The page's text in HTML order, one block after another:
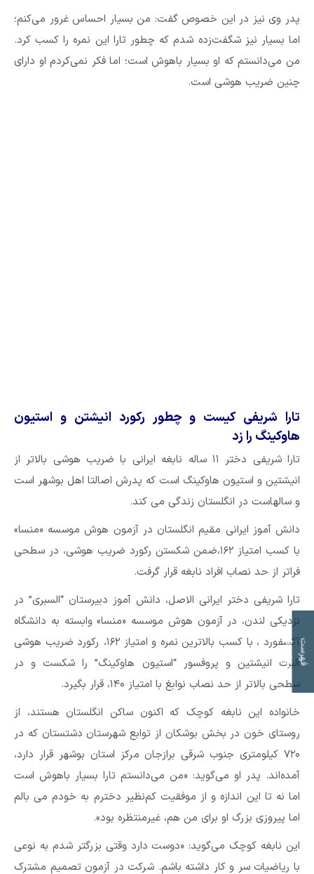
پدر وی نیز در این خصوص گفت: من بسیار احساس غرور می‌کنم؛
اما بسیار نیز شگفت‌زده شدم که چطور تارا این نمره را کسب کرد.
من می‌دانستم که او بسیار باهوش است؛ اما فکر نمی‌کردم او دارای
چنین ضریب هوشی است.
تارا شریفی کیست و چطور رکورد انیشتن و استیون
هاوکینگ را زد
تارا شریفی دختر ۱۱ ساله نابغه ایرانی با ضریب هوشی بالاتر از
انیشتین و استیون هاوکینگ است که پدرش اصالتا اهل بوشهر است
و سالهاست در انگلستان زندگی می کند.
دانش آموز ایرانی مقیم انگلستان در آزمون هوش موسسه «منسا»
با کسب امتیاز ۱۶۲،ضمن شکستن رکورد ضریب هوشی، در سطحی
فراتر از حد نصاب افراد نابغه قرار گرفت.
تارا شریفی دختر ایرانی الاصل، دانش آموز دبیرستان “السبری” در
نزدیکی لندن، در آزمون هوش موسسه «منسا» وابسته به دانشگاه
آکسفورد ، با کسب بالاترین نمره و امتیاز ۱۶۲، رکورد ضریب هوشی
آلبرت انیشتین و پروفسور “استیون هاوکینگ” را شکست و در
سطحی بالاتر از حد نصاب نوابغ با امتیاز ۱۴۰، قرار بگیرد.
خانواده این نابغه کوچک که اکنون ساکن انگلستان هستند، از
روستای خون در بخش بوشکان از توابع شهرستان دشتستان که در
۷۲۰ کیلومتری جنوب شرقی برازجان مرکز استان بوشهر قرار دارد،
آمده‌اند. پدر او می‌گوید: «من می‌دانستم تارا بسیار باهوش است
اما نه تا این اندازه و از موفقیت کم‌نظیر دخترم به خودم می بالم
اما پیروزی بزرگ او برای من هم، غیر‌منتظره بود».
این نابغه کوچک می‌گوید: «دوست دارد وقتی بزرگتر شدم به نوعی
با ریاضیات سر و کار داشته باشم. شرکت در آزمون تصمیم مشترک
ف
ه
ر
س
ت
م
و
ض
و
ع
ات